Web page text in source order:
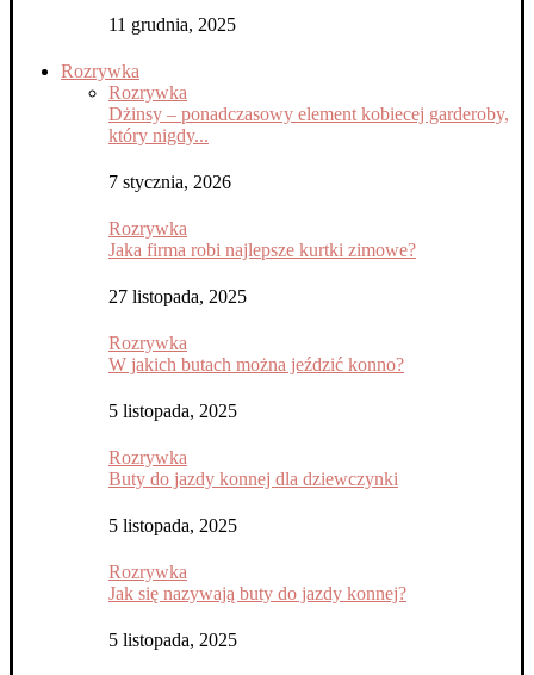
11 grudnia, 2025
Rozrywka
Rozrywka
Dżinsy – ponadczasowy element kobiecej garderoby,
który nigdy...
7 stycznia, 2026
Rozrywka
Jaka firma robi najlepsze kurtki zimowe?
27 listopada, 2025
Rozrywka
W jakich butach można jeździć konno?
5 listopada, 2025
Rozrywka
Buty do jazdy konnej dla dziewczynki
5 listopada, 2025
Rozrywka
Jak się nazywają buty do jazdy konnej?
5 listopada, 2025